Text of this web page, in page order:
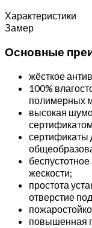
Характеристики
Замер
Основные
жёсткое
100%
полимерных
высокая
сертификаты
жескости;
простота
отверстие
повышенная